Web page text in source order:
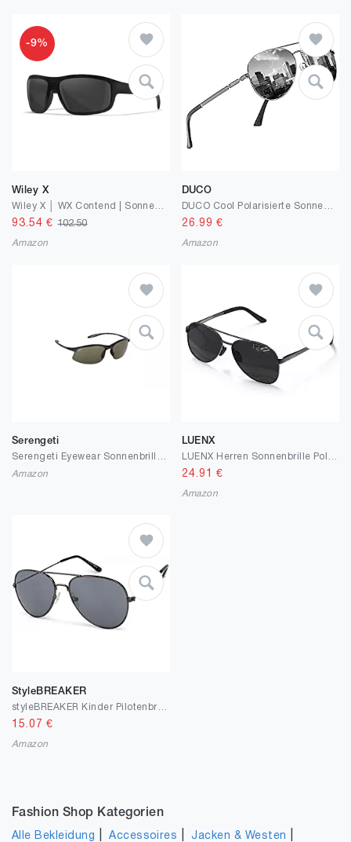
-9%
Wiley X
93.54 €102.50
Amazon
DUCO
26.99 €
Amazon
Serengeti
Amazon
LUENX
24.91 €
Amazon
StyleBREAKER
styleBREAKER Kinder Pilotenbrille mit Edelstahl Metall Gestell, verspiegelt oder getönt, Fliegerbrille, Sonnenbrille
15.07 €
Amazon
Fashion Shop Kategorien
Alle Bekleidung |Accessoires |Jacken & Westen